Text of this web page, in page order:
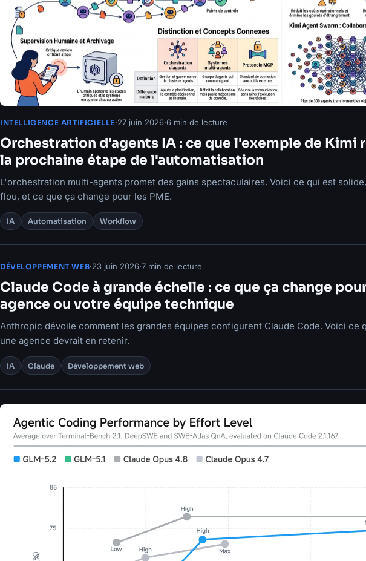
INTELLIGENCE ARTIFICIELLE·27 juin 2026·6 min de lecture
Orchestration d'agents IA : ce que l'exemple de Kimi
la prochaine étape de l'automatisation
L'orchestration multi-agents promet des gains spectaculaires. Voici ce qui est
flou, et ce que ça change pour les PME.
IA Automatisation Workflow
DÉVELOPPEMENT WEB·23 juin 2026·7 min de lecture
Claude Code à grande échelle : ce que ça change
agence ou votre équipe technique
Anthropic dévoile comment les grandes équipes configurent Claude Code. Voici ce
une agence devrait en retenir.
IA Claude Développement web